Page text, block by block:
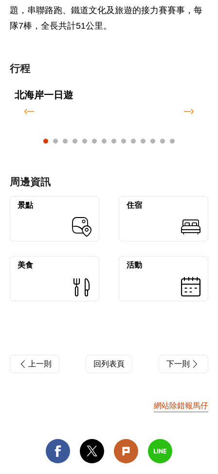
題，串聯路跑、鐵道文化及旅遊的接力賽賽事，每
隊7棒，全長共計51公里。
行程
北海岸一日遊
周邊資訊
景點 住宿
美食 活動
上一則 回列表頁 下一則
網站除錯報馬仔